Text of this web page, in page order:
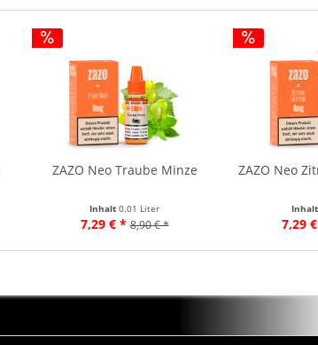
ZAZO Neo Traube Minze
Inhalt0.01 Liter
7,29 € * 8,90 € *
ZAZO Neo
Inhalt
7,29